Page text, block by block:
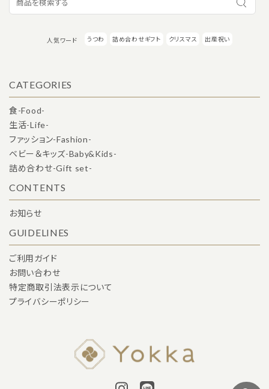
人気ワード うつわ 詰め合わせギフト クリスマス 出産祝い
CATEGORIES
食-Food-
生活-Life-
ファッション-Fashion-
ベビー＆キッズ-Baby&Kids-
詰め合わせ-Gift set-
CONTENTS
お知らせ
GUIDELINES
ご利用ガイド
お問い合わせ
特定商取引法表示について
プライバシーポリシー